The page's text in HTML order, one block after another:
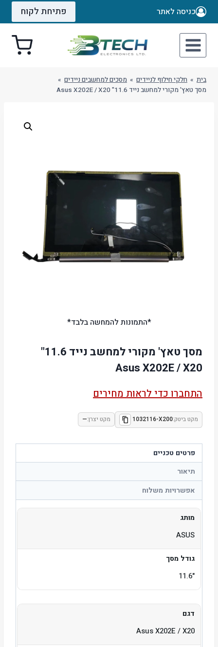
Skip
כניסה לאתר פתיחת לקוח
בית » חלקי חילוף לניידים » מסכים למחשבים ניידים »
מסך טאץ' מקורי למחשב נייד 11.6" Asus X202E / X20
*התמונות להמחשה בלבד*
מסך טאץ' מקורי למחשב נייד 11.6"
Asus X202E / X20
התחברו כדי לראות מחירים
מקט ביטק:1032116-X200 מקט יצרן:—
פרטים טכניים
תיאור
אפשרויות משלוח
מותג
ASUS
גודל מסך
"11.6
דגם
Asus X202E / X20